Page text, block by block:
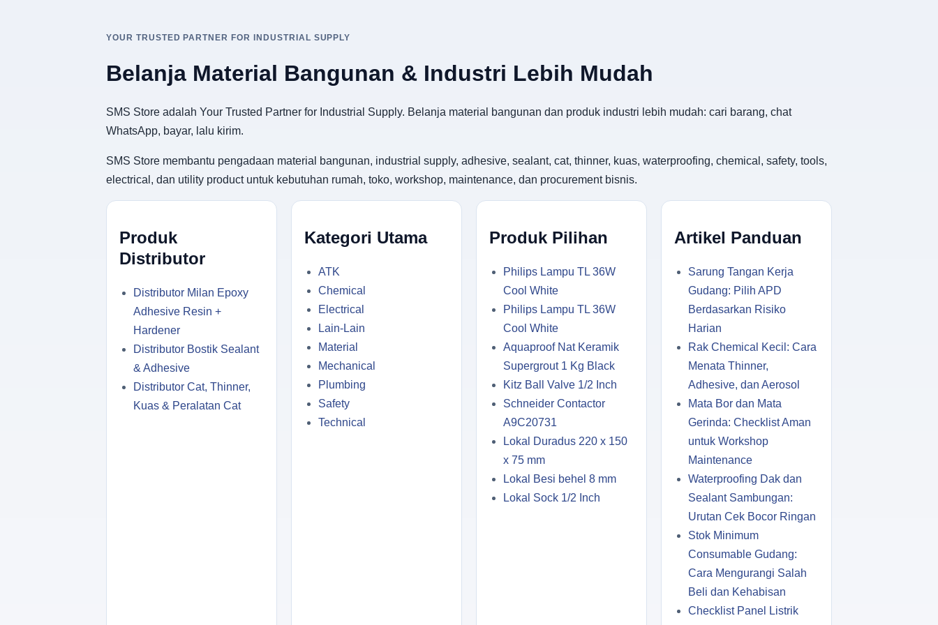
YOUR TRUSTED PARTNER FOR INDUSTRIAL SUPPLY
Belanja Material Bangunan & Industri Lebih Mudah
SMS Store adalah Your Trusted Partner for Industrial Supply. Belanja material bangunan dan produk industri lebih mudah: cari barang, chat
WhatsApp, bayar, lalu kirim.
SMS Store membantu pengadaan material bangunan, industrial supply, adhesive, sealant, cat, thinner, kuas, waterproofing, chemical, safety, tools,
electrical, dan utility product untuk kebutuhan rumah, toko, workshop, maintenance, dan procurement bisnis.
Produk
Distributor
Distributor Milan Epoxy
Adhesive Resin +
Hardener
Distributor Bostik Sealant
& Adhesive
Distributor Cat, Thinner,
Kuas & Peralatan Cat
Kategori Utama
ATK
Chemical
Electrical
Lain-Lain
Material
Mechanical
Plumbing
Safety
Technical
Produk Pilihan
Philips Lampu TL 36W
Cool White
Philips Lampu TL 36W
Cool White
Aquaproof Nat Keramik
Supergrout 1 Kg Black
Kitz Ball Valve 1/2 Inch
Schneider Contactor
A9C20731
Lokal Duradus 220 x 150
x 75 mm
Lokal Besi behel 8 mm
Lokal Sock 1/2 Inch
Artikel Panduan
Sarung Tangan Kerja
Gudang: Pilih APD
Berdasarkan Risiko
Harian
Rak Chemical Kecil: Cara
Menata Thinner,
Adhesive, dan Aerosol
Mata Bor dan Mata
Gerinda: Checklist Aman
untuk Workshop
Maintenance
Waterproofing Dak dan
Sealant Sambungan:
Urutan Cek Bocor Ringan
Stok Minimum
Consumable Gudang:
Cara Mengurangi Salah
Beli dan Kehabisan
Checklist Panel Listrik